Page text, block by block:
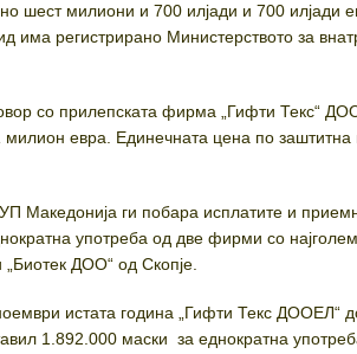
шест милиони и 700 илјади и 700 илјади
има регистрирано Министерството за
со прилепската фирма „Гифти Текс“
евра. Единечната цена по заштитна
Македонија ги побара исплатите и
употреба од две фирми со
ДОО“ од Скопје.
истата година „Гифти Текс ДООЕЛ“
1.892.000 маски за еднократна